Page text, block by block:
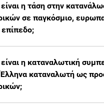
η τάση στην
σε παγκόσμιο,
επίπεδο;
η καταναλωτική
καταναλωτή ως